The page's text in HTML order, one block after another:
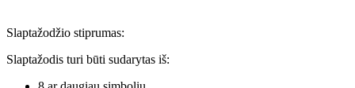
Slaptažodžio stiprumas:
Slaptažodis turi būti sudarytas iš: